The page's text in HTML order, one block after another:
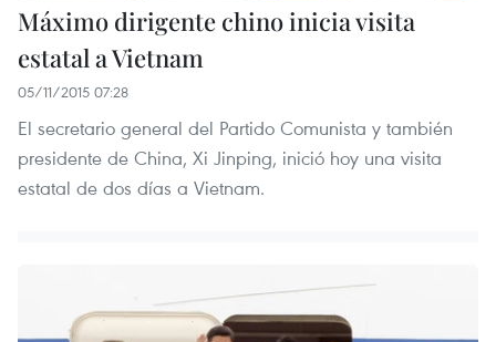
Máximo dirigente chino inicia visita
estatal a Vietnam
05/11/2015 07:28
El secretario general del Partido Comunista y también
presidente de China, Xi Jinping, inició hoy una visita
estatal de dos días a Vietnam.